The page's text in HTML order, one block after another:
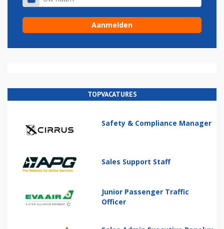
TOPVACATURES
Safety & Compliance Manager
Sales Support Staff
Junior Passenger Traffic
Officer